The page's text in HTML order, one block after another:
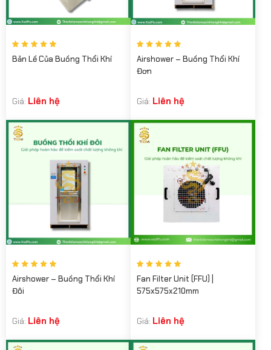
Bản Lề Của Buồng Thổi Khí
Giá: Liên hệ
Airshower – Buồng Thổi Khí
Đơn
Giá: Liên hệ
Airshower – Buồng Thổi Khí
Đôi
Giá: Liên hệ
Fan Filter Unit (FFU) |
575x575x210mm
Giá: Liên hệ